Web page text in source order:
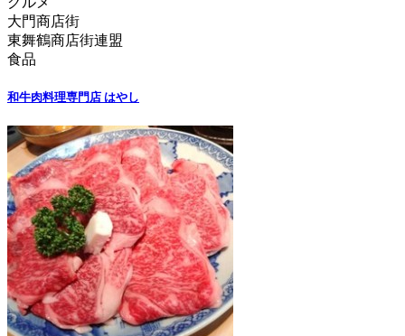
大門商店街
東舞鶴商店街連盟
食品
和牛肉料理専門店 はやし